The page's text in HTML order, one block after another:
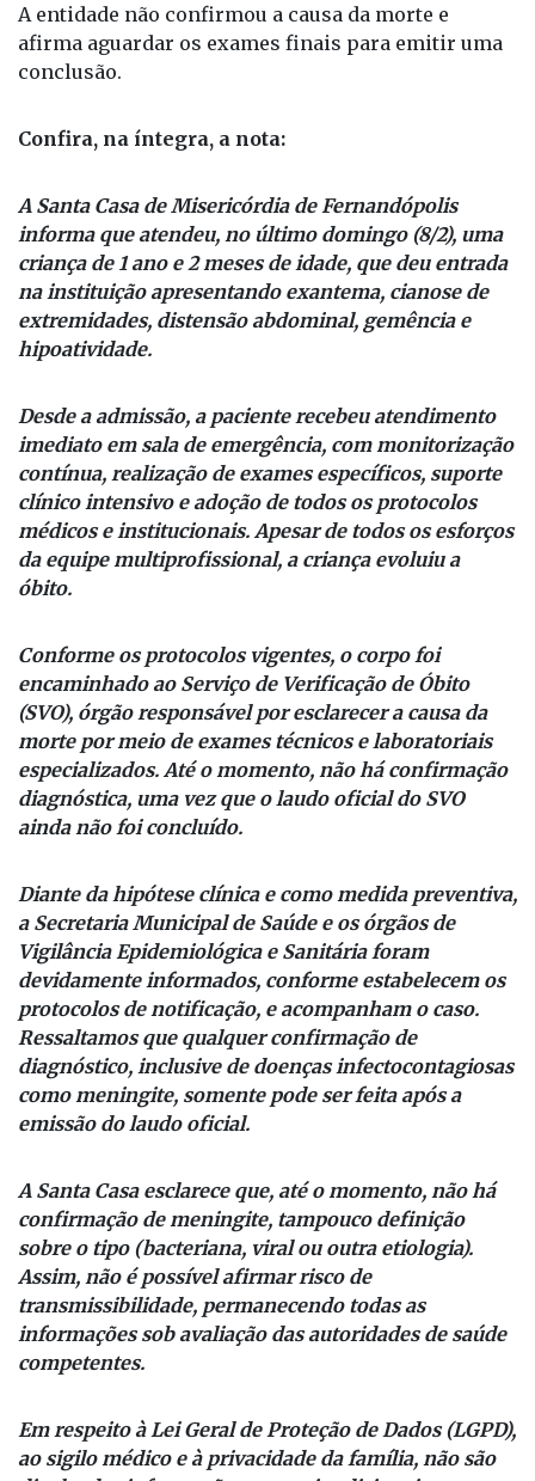
A entidade não confirmou a causa da morte e
afirma aguardar os exames finais para emitir uma
conclusão.
Confira, na íntegra, a nota:
A Santa Casa de Misericórdia de Fernandópolis
informa que atendeu, no último domingo (8/2), uma
criança de 1 ano e 2 meses de idade, que deu entrada
na instituição apresentando exantema, cianose de
extremidades, distensão abdominal, gemência e
hipoatividade.
Desde a admissão, a paciente recebeu atendimento
imediato em sala de emergência, com monitorização
contínua, realização de exames específicos, suporte
clínico intensivo e adoção de todos os protocolos
médicos e institucionais. Apesar de todos os esforços
da equipe multiprofissional, a criança evoluiu a
óbito.
Conforme os protocolos vigentes, o corpo foi
encaminhado ao Serviço de Verificação de Óbito
(SVO), órgão responsável por esclarecer a causa da
morte por meio de exames técnicos e laboratoriais
especializados. Até o momento, não há confirmação
diagnóstica, uma vez que o laudo oficial do SVO
ainda não foi concluído.
Diante da hipótese clínica e como medida preventiva,
a Secretaria Municipal de Saúde e os órgãos de
Vigilância Epidemiológica e Sanitária foram
devidamente informados, conforme estabelecem os
protocolos de notificação, e acompanham o caso.
Ressaltamos que qualquer confirmação de
diagnóstico, inclusive de doenças infectocontagiosas
como meningite, somente pode ser feita após a
emissão do laudo oficial.
A Santa Casa esclarece que, até o momento, não há
confirmação de meningite, tampouco definição
sobre o tipo (bacteriana, viral ou outra etiologia).
Assim, não é possível afirmar risco de
transmissibilidade, permanecendo todas as
informações sob avaliação das autoridades de saúde
competentes.
Em respeito à Lei Geral de Proteção de Dados (LGPD),
ao sigilo médico e à privacidade da família, não são